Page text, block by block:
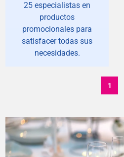
25 especialistas en
productos
promocionales para
satisfacer todas sus
necesidades.
1